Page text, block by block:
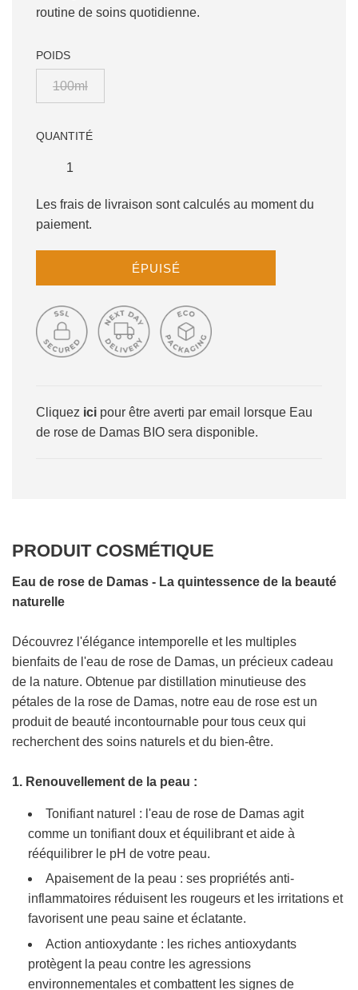
routine de soins quotidienne.
POIDS
100ml
QUANTITÉ
Les frais de livraison sont calculés au moment du
paiement.
C
H
R
G
E
T
E
.
.
ÉPUISÉ
Cliquez ici pour être averti par email lorsque Eau
de rose de Damas BIO sera disponible.
PRODUIT COSMÉTIQUE
Eau de rose de Damas - La quintessence de la beauté
naturelle
Découvrez l'élégance intemporelle et les multiples
bienfaits de l'eau de rose de Damas, un précieux cadeau
de la nature. Obtenue par distillation minutieuse des
pétales de la rose de Damas, notre eau de rose est un
produit de beauté incontournable pour tous ceux qui
recherchent des soins naturels et du bien-être.
1. Renouvellement de la peau :
Tonifiant naturel : l'eau de rose de Damas agit
comme un tonifiant doux et équilibrant et aide à
rééquilibrer le pH de votre peau.
Apaisement de la peau : ses propriétés anti-
inflammatoires réduisent les rougeurs et les irritations et
favorisent une peau saine et éclatante.
Action antioxydante : les riches antioxydants
protègent la peau contre les agressions
environnementales et combattent les signes de